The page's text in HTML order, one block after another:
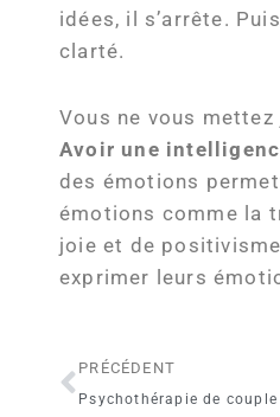
idées, il s’arrête.
clarté.
Vous ne vous
Avoir une
des émotions
émotions comme la
joie et de
exprimer leurs
Précédent
PRÉCÉDENT
Psychothérapie de